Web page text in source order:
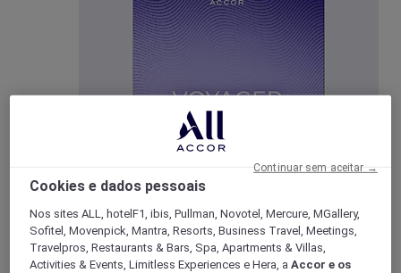
ALL Accor+ Voyager
15% de desconto durante todo o ano
DESCOBRIR
Mais
Cookies e dados pessoais
Nos sites ALL, hotelF1, ibis, Pullman, Novotel, Mercure, MGallery,
Sofitel, Movenpick, Mantra, Resorts, Business Travel, Meetings,
Travelpros, Restaurants & Bars, Spa, Apartments & Villas,
Activities & Events, Limitless Experiences e Hera, aAccor e os
Continuar sem aceitar →